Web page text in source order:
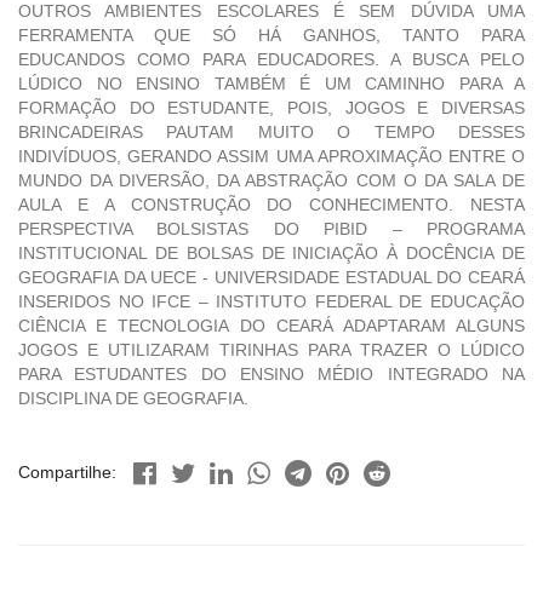
OUTROS AMBIENTES ESCOLARES É SEM DÚVIDA UMA
FERRAMENTA QUE SÓ HÁ GANHOS, TANTO PARA
EDUCANDOS COMO PARA EDUCADORES. A BUSCA PELO
LÚDICO NO ENSINO TAMBÉM É UM CAMINHO PARA A
FORMAÇÃO DO ESTUDANTE, POIS, JOGOS E DIVERSAS
BRINCADEIRAS PAUTAM MUITO O TEMPO DESSES
INDIVÍDUOS, GERANDO ASSIM UMA APROXIMAÇÃO ENTRE O
MUNDO DA DIVERSÃO, DA ABSTRAÇÃO COM O DA SALA DE
AULA E A CONSTRUÇÃO DO CONHECIMENTO. NESTA
PERSPECTIVA BOLSISTAS DO PIBID – PROGRAMA
INSTITUCIONAL DE BOLSAS DE INICIAÇÃO À DOCÊNCIA DE
GEOGRAFIA DA UECE - UNIVERSIDADE ESTADUAL DO CEARÁ
INSERIDOS NO IFCE – INSTITUTO FEDERAL DE EDUCAÇÃO
CIÊNCIA E TECNOLOGIA DO CEARÁ ADAPTARAM ALGUNS
JOGOS E UTILIZARAM TIRINHAS PARA TRAZER O LÚDICO
PARA ESTUDANTES DO ENSINO MÉDIO INTEGRADO NA
DISCIPLINA DE GEOGRAFIA.
Compartilhe: